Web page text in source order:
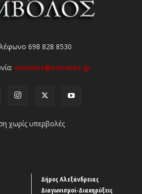
698 828 8530
emvolos@emvolos.gr
χωρίς υπερβολές
Δήμος Αλεξάνδρειας
Διαγωνισμοί-Διακηρύξεις